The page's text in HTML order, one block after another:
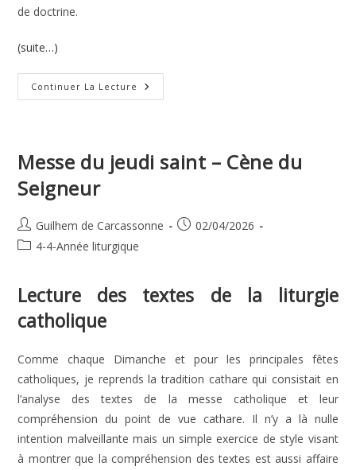
de doctrine.
(suite…)
Continuer La Lecture Dimanche
De
Seigneur
Messe du jeudi saint – Cène du
Seigneur
Auteur/autrice
de
Guilhem de Carcassonne
Publication
02/04/2026
Post4-4-Année liturgique
Lecture des textes de la liturgie
catholique
Comme chaque Dimanche et pour les principales fêtes
catholiques, je reprends la tradition cathare qui consistait en
l’analyse des textes de la messe catholique et leur
compréhension du point de vue cathare. Il n’y a là nulle
intention malveillante mais un simple exercice de style visant
à montrer que la compréhension des textes est aussi affaire